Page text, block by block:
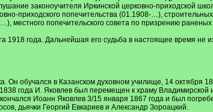
законоучителя Иркинской церковно-приходской
приходского попечительства (01.1908-…),
местного попечительского совета по призрению
1918 года. Дальнейшая его судьба в настоящее время не
Он обучался в Казанском духовном училище, 14 октября
года И. Яковлев был перемещен к храму
Иоанн Яковлев 3/15 января 1867 года и был
дьячки Георгий Евкариев и Александр Зороацкий.